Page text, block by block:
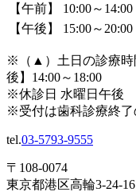
【午前】 10:00～14:00
【午後】 15:00～20:00
※（ ▲ ）土日の診療
後】14:00～18:00
※休診日 水曜日午後
※受付は歯科診療終了
tel.03-5793-9555
〒108-0074
東京都港区高輪3-24-